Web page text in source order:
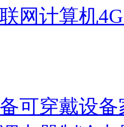
网计算机
可穿戴设备